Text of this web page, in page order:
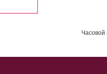
Часовой